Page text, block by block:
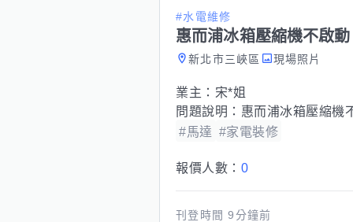
#水電維修
惠而浦冰箱壓縮機不啟動
新北市三峽區 現場照片
業主： 宋*姐
問題說明： 惠而浦冰箱壓縮機
#馬達 #家電裝修
報價人數： 0
刊登時間9分鐘前